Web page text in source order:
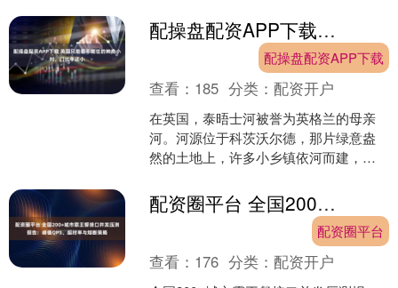
赁有限公司的详细介绍以及....配操盘配资APP下载 英国只能看不能住的神奇小村，门比手还小
配操盘配资APP下载
查看： 185 分类：配资开户
在英国，泰晤士河被誉为英格兰的母亲
河。河源位于科茨沃尔德，那片绿意盎
然的土地上，许多小乡镇依河而建，仿
个被称为小威尼斯的地方。....配资圈平台 全国200+城市霸王餐接口并发压测报告：峰值QPS、超时率与熔断策略
配资圈平台
查看： 176 分类：配资开户